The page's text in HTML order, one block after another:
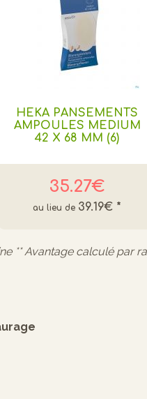
HEKA PANSEMENTS
AMPOULES MEDIUM
42 X 68 MM (6)
35.27€
39.19€ *
** Avantage calculé par